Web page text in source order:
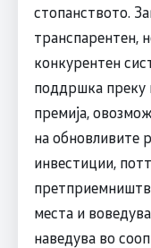
стопанството.
транспарентен,
конкурентен
поддршка преку
премија,
на обновливите
инвестиции,
места и
наведува во